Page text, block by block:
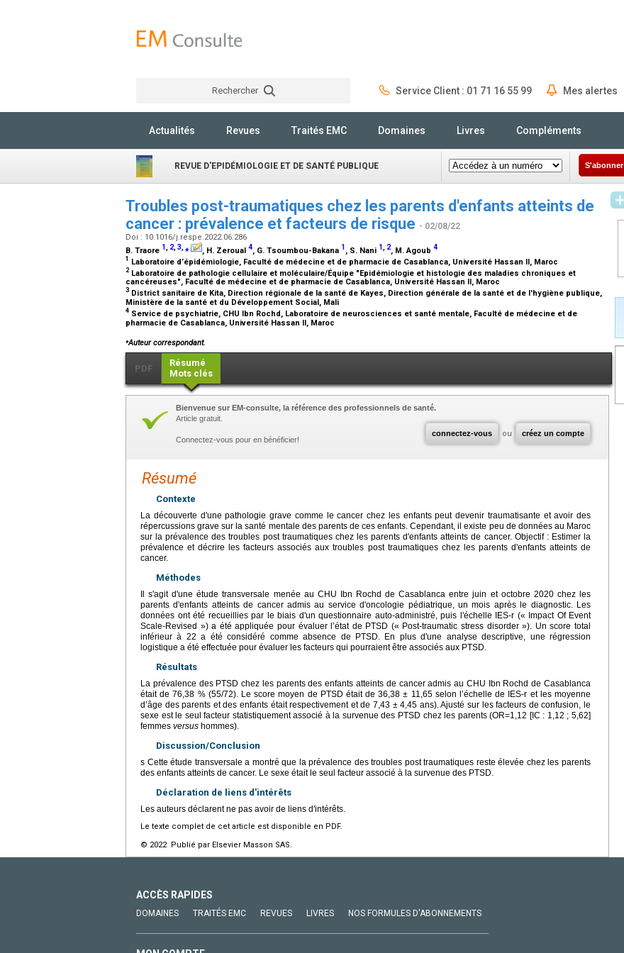
Rechercher Service Client : 01 71 16 55 99 Mes alertes
Actualités Revues Traités EMC Domaines Livres Compléments
REVUE D'EPIDÉMIOLOGIE ET DE SANTÉ PUBLIQUE S'abonner
Troubles post-traumatiques chez les parents d'enfants atteints de
cancer : prévalence et facteurs de risque - 02/08/22
Doi : 10.1016/j.respe.2022.06.286
B. Traore 1, 2,3,⁎ , H. Zeroual 4, G. Tsoumbou-Bakana 1 , S. Nani 1, 2, M. Agoub 4
1 Laboratoire d’épidémiologie, Faculté de médecine et de pharmacie de Casablanca, Université Hassan II, Maroc
2 Laboratoire de pathologie cellulaire et moléculaire/Équipe "Epidémiologie et histologie des maladies chroniques et
cancéreuses", Faculté de médecine et de pharmacie de Casablanca, Université Hassan II, Maroc
3 District sanitaire de Kita, Direction régionale de la santé de Kayes, Direction générale de la santé et de l'hygiène publique,
Ministère de la santé et du Développement Social, Mali
4 Service de psychiatrie, CHU Ibn Rochd, Laboratoire de neurosciences et santé mentale, Faculté de médecine et de
pharmacie de Casablanca, Université Hassan II, Maroc
⁎Auteur correspondant.
PDF
Résumé
Mots clés
connectez-vous ou créez un compte
Bienvenue sur EM-consulte, la référence des professionnels de santé.
Article gratuit.
Connectez-vous pour en bénéficier!
Résumé
Contexte
La découverte d'une pathologie grave comme le cancer chez les enfants peut devenir traumatisante et avoir des
répercussions grave sur la santé mentale des parents de ces enfants. Cependant, il existe peu de données au Maroc
sur la prévalence des troubles post traumatiques chez les parents d'enfants atteints de cancer. Objectif : Estimer la
prévalence et décrire les facteurs associés aux troubles post traumatiques chez les parents d'enfants atteints de
cancer.
Méthodes
Il s'agit d'une étude transversale menée au CHU Ibn Rochd de Casablanca entre juin et octobre 2020 chez les
parents d'enfants atteints de cancer admis au service d'oncologie pédiatrique, un mois après le diagnostic. Les
données ont été recueillies par le biais d'un questionnaire auto-administré, puis l'échelle IES-r (« Impact Of Event
Scale-Revised ») a été appliquée pour évaluer l’état de PTSD (« Post-traumatic stress disorder »). Un score total
inférieur à 22 a été considéré comme absence de PTSD. En plus d'une analyse descriptive, une régression
logistique a été effectuée pour évaluer les facteurs qui pourraient être associés aux PTSD.
Résultats
La prévalence des PTSD chez les parents des enfants atteints de cancer admis au CHU Ibn Rochd de Casablanca
était de 76,38 % (55/72). Le score moyen de PTSD était de 36,38 ± 11,65 selon l’échelle de IES-r et les moyenne
d’âge des parents et des enfants était respectivement et de 7,43 ± 4,45 ans). Ajusté sur les facteurs de confusion, le
sexe est le seul facteur statistiquement associé à la survenue des PTSD chez les parents (OR=1,12 [IC : 1,12 ; 5,62]
femmes versus hommes).
Discussion/Conclusion
s Cette étude transversale a montré que la prévalence des troubles post traumatiques reste élevée chez les parents
des enfants atteints de cancer. Le sexe était le seul facteur associé à la survenue des PTSD.
Déclaration de liens d'intérêts
Les auteurs déclarent ne pas avoir de liens d'intérêts.
Le texte complet de cet article est disponible en PDF.
© 2022 Publié par Elsevier Masson SAS.
ACCÈS RAPIDES
DOMAINES TRAITÉS EMC REVUES LIVRES NOS FORMULES D'ABONNEMENTS